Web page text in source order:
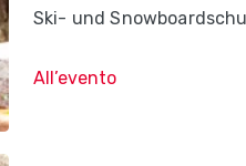
Ski- und
All’evento